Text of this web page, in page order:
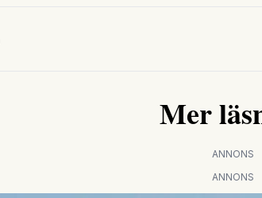
Mer
ANNONS
ANNONS